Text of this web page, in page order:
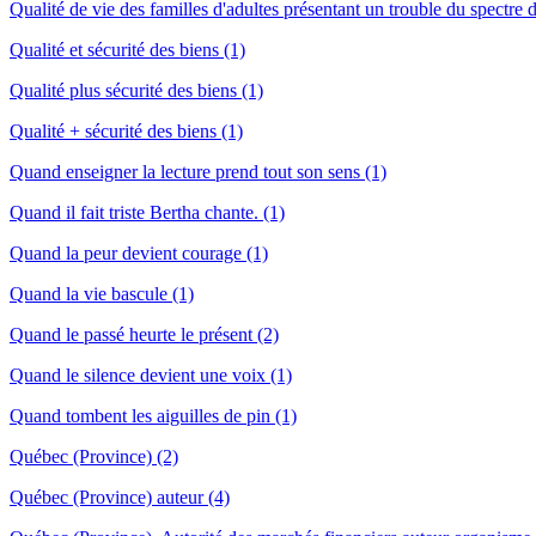
Qualité de vie des familles d'adultes présentant un trouble du spectre
Qualité et sécurité des biens (1)
Qualité plus sécurité des biens (1)
Qualité + sécurité des biens (1)
Quand enseigner la lecture prend tout son sens (1)
Quand il fait triste Bertha chante. (1)
Quand la peur devient courage (1)
Quand la vie bascule (1)
Quand le passé heurte le présent (2)
Quand le silence devient une voix (1)
Quand tombent les aiguilles de pin (1)
Québec (Province) (2)
Québec (Province) auteur (4)